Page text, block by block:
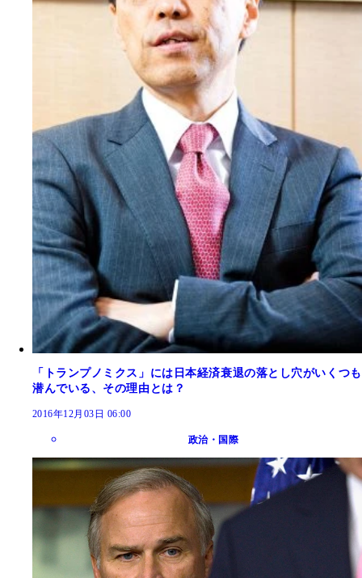
「トランプノミクス」には日本経済衰退の落とし穴がいくつも
潜んでいる、その理由とは？
2016年12月03日 06:00
政治・国際